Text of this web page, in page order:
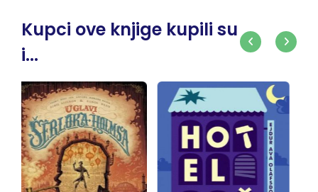
Kupci ove knjige kupili su
i...